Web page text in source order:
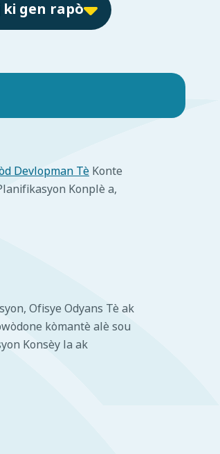
ki gen rapò
Devlopman Tè Konte
Konplè a,
Ofisye Odyans Tè ak
kòmantè alè sou
Konsèy la ak